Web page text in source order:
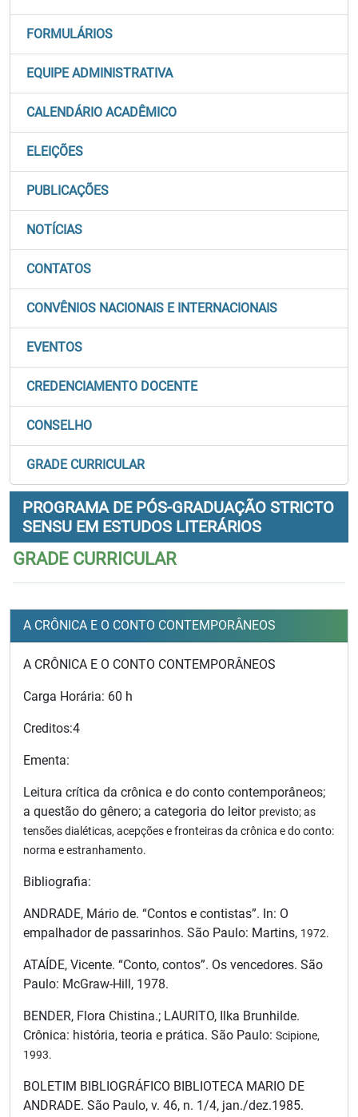
FORMULÁRIOS
EQUIPE ADMINISTRATIVA
CALENDÁRIO ACADÊMICO
ELEIÇÕES
PUBLICAÇÕES
NOTÍCIAS
CONTATOS
CONVÊNIOS NACIONAIS E INTERNACIONAIS
EVENTOS
CREDENCIAMENTO DOCENTE
CONSELHO
GRADE CURRICULAR
PROGRAMA DE PÓS-GRADUAÇÃO STRICTO
SENSU EM ESTUDOS LITERÁRIOS
GRADE CURRICULAR
A CRÔNICA E O CONTO CONTEMPORÂNEOS
A CRÔNICA E O CONTO CONTEMPORÂNEOS
Carga Horária: 60 h
Creditos:4
Ementa:
Leitura crítica da crônica e do conto contemporâneos;
a questão do gênero; a categoria do leitor previsto; as
tensões dialéticas, acepções e fronteiras da crônica e do conto:
norma eestranhamento.
Bibliografia:
ANDRADE, Mário de. “Contos e contistas”. In: O
empalhador de passarinhos. São Paulo: Martins, 1972.
ATAÍDE, Vicente. “Conto, contos”. Os vencedores. São
Paulo: McGraw-Hill, 1978.
BENDER, Flora Chistina.; LAURITO, Ilka Brunhilde.
Crônica: história, teoria e prática. São Paulo: Scipione,
1993.
BOLETIM BIBLIOGRÁFICO BIBLIOTECA MARIO DE
ANDRADE. São Paulo, v. 46, n. 1/4, jan./dez.1985.